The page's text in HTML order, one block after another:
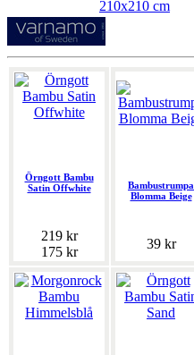
210x210 cm
Örngott Bambu
Satin Offwhite
219 kr
175 kr
Bambustrumpa
Blomma Beige
39 kr